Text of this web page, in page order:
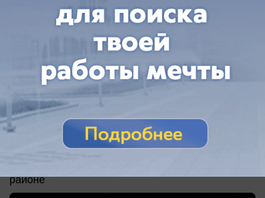
Происшествия
Жуткое ДТП превратило машины в груду
металла и унесло жизни трёх человек на
районе